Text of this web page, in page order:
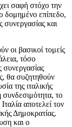
σαφή στόχο την
δομημένο επίπεδο,
συνεργασίας και
οι βασικοί τομείς
τόσο
συνεργασίας
θα συζητηθούν
της ιταλικής
το
αποτελεί τον
Δημοκρατίας.
και ο